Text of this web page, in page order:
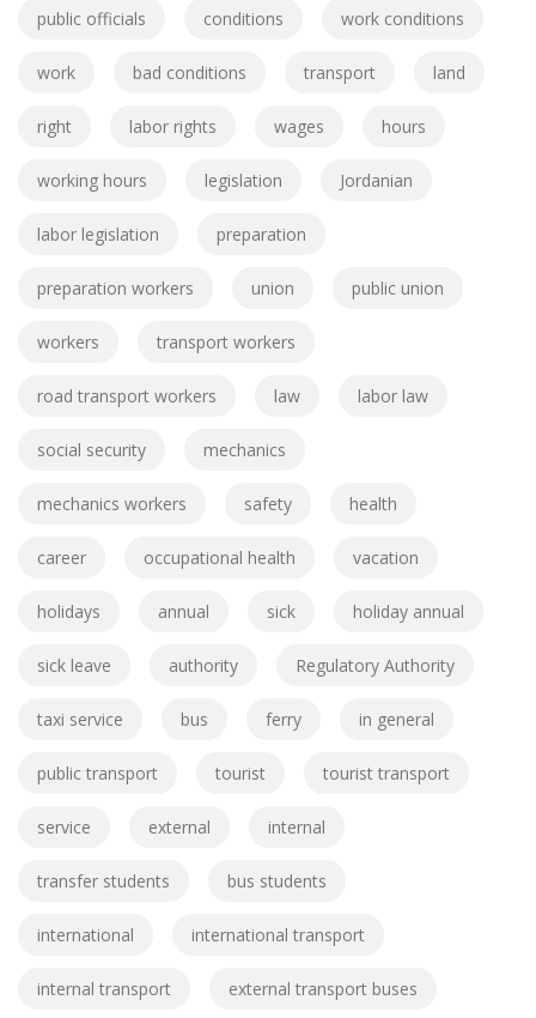
public officials conditions work conditions
work bad conditions transport land
right labor rights wages hours
working hours legislation Jordanian
labor legislation preparation
preparation workers union public union
workers transport workers
road transport workers law labor law
social security mechanics
mechanics workers safety health
career occupational health vacation
holidays annual sick holiday annual
sick leave authority Regulatory Authority
taxi service bus ferry in general
public transport tourist tourist transport
service external internal
transfer students bus students
international international transport
internal transport external transport buses